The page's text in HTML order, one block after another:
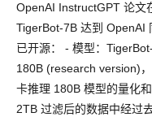
OpenAI InstructGPT 论文
TigerBot-7B 达到 OpenAI
已开源： - 模型：
180B (research version)
卡推理 180B 模型的量化
2TB 过滤后的数据中经过